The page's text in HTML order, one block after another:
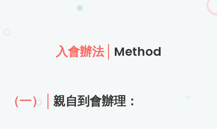
入會辦法 Method
（一） 親自到會辦理：